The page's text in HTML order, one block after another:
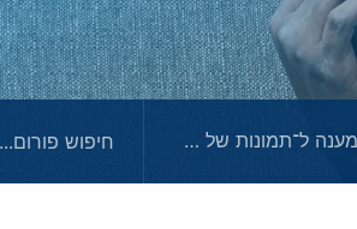
מענה ל־תמונות של בריקים ייעוץ לבחירה